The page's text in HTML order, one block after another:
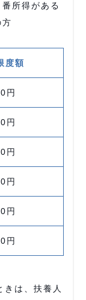
所得がある
度額
円
円
円
円
円
円
は、扶養人